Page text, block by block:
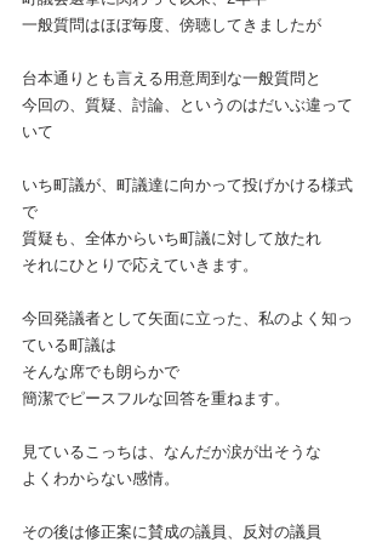
一般質問はほぼ毎度、傍聴してきましたが
台本通りとも言える用意周到な一般質問と
今回の、質疑、討論、というのはだいぶ違って
いて
いち町議が、町議達に向かって投げかける様式
で
質疑も、全体からいち町議に対して放たれ
それにひとりで応えていきます。
今回発議者として矢面に立った、私のよく知っ
ている町議は
そんな席でも朗らかで
簡潔でピースフルな回答を重ねます。
見ているこっちは、なんだか涙が出そうな
よくわからない感情。
その後は修正案に賛成の議員、反対の議員